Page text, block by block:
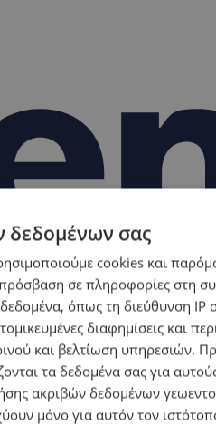
δεδομένων σας
cookies και
σε πληροφορίες στη
όπως τη διεύθυνση IP
διαφημίσεις και
και βελτίωση υπηρεσιών.
τα δεδομένα σας για
ακριβών δεδομένων
μόνο για αυτόν τον